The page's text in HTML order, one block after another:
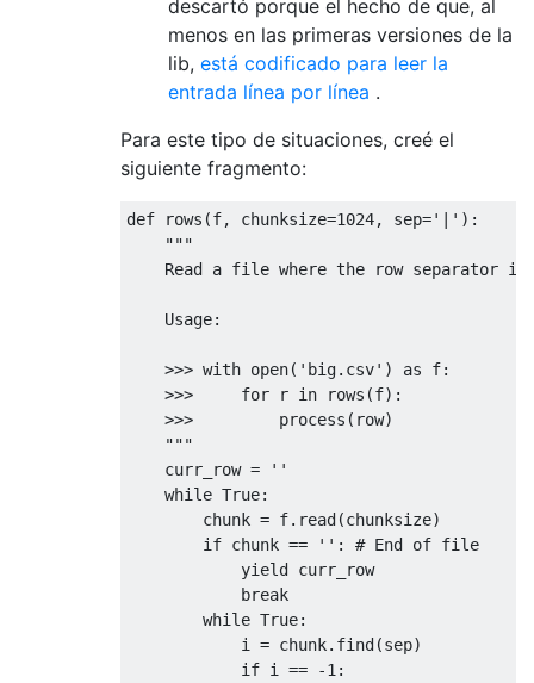
descartó porque el hecho de que, al
menos en las primeras versiones de la
lib, está codificado para leer la
entrada línea por línea .
Para este tipo de situaciones, creé el
siguiente fragmento:
def rows (f, chunksize=1024, sep='|' ):
"""
Read a file where the row separator is
    Usage:
    >>> with open('big.csv') as f:
    >>>     for r in rows(f):
    >>>         process(row)
    """
    curr_row
=
''
while True:
        chunk
= f. read(chunksize)
if chunk == '' :
# End of file
yield curr_row
break
while True:
            i
= chunk. find(sep)
if i == -1 :